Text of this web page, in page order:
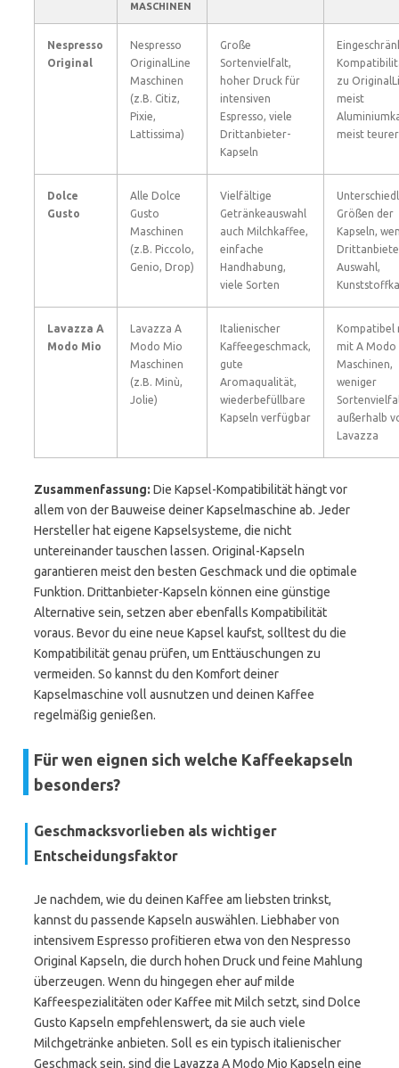
MASCHINEN
Nespresso
Original
Nespresso
OriginalLine
Maschinen
(z.B. Citiz,
Pixie,
Lattissima)
Große
Sortenvielfalt,
hoher Druck für
intensiven
Espresso, viele
Drittanbieter-
Kapseln
zu
meist
meist teurer
Dolce
Gusto
Alle Dolce
Gusto
Maschinen
(z.B. Piccolo,
Genio, Drop)
Vielfältige
Getränkeauswahl
auch Milchkaffee,
einfache
Handhabung,
viele Sorten
Größen der
Kapseln,
Auswahl,
Lavazza A
Modo Mio
Lavazza A
Modo Mio
Maschinen
(z.B. Minù,
Jolie)
Italienischer
Kaffeegeschmack,
gute
Aromaqualität,
wiederbefüllbare
Kapseln verfügbar
Kompatibel
mit A Modo
Maschinen,
weniger
außerhalb
Lavazza
Zusammenfassung: Die Kapsel-Kompatibilität hängt vor
allem von der Bauweise deiner Kapselmaschine ab. Jeder
Hersteller hat eigene Kapselsysteme, die nicht
untereinander tauschen lassen. Original-Kapseln
garantieren meist den besten Geschmack und die optimale
Funktion. Drittanbieter-Kapseln können eine günstige
Alternative sein, setzen aber ebenfalls Kompatibilität
voraus. Bevor du eine neue Kapsel kaufst, solltest du die
Kompatibilität genau prüfen, um Enttäuschungen zu
vermeiden. So kannst du den Komfort deiner
Kapselmaschine voll ausnutzen und deinen Kaffee
regelmäßig genießen.
Für wen eignen sich welche Kaffeekapseln
besonders?
Geschmacksvorlieben als wichtiger
Entscheidungsfaktor
Je nachdem, wie du deinen Kaffee am liebsten trinkst,
kannst du passende Kapseln auswählen. Liebhaber von
intensivem Espresso profitieren etwa von den Nespresso
Original Kapseln, die durch hohen Druck und feine Mahlung
überzeugen. Wenn du hingegen eher auf milde
Kaffeespezialitäten oder Kaffee mit Milch setzt, sind Dolce
Gusto Kapseln empfehlenswert, da sie auch viele
Milchgetränke anbieten. Soll es ein typisch italienischer
Geschmack sein, sind die Lavazza A Modo Mio Kapseln eine